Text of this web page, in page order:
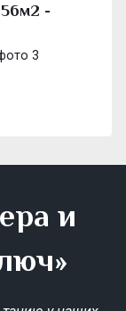
-
3
и